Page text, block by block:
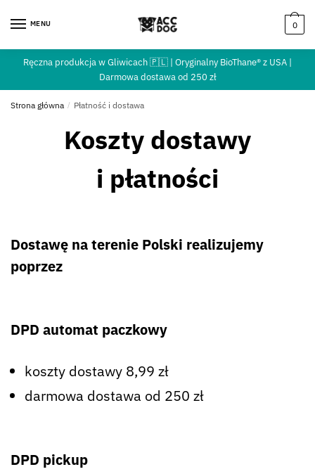
MENU 0
Ręczna produkcja w Gliwicach 🇵🇱 | Oryginalny BioThane® z USA |
Darmowa dostawa od 250 zł
Strona główna / Płatność i dostawa
Koszty dostawy
i płatności
Dostawę na terenie Polski realizujemy
poprzez
DPD automat paczkowy
koszty dostawy 8,99 zł
darmowa dostawa od 250 zł
DPD pickup